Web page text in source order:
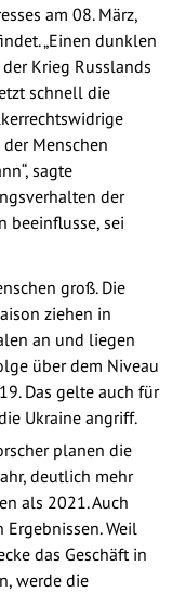
am 08. März,
„Einen dunklen
Krieg Russlands
schnell die
Menschen
sagte
der
beeinflusse, sei
groß. Die
ziehen in
an und liegen
über dem Niveau
Das gelte auch für
Ukraine angriff.
planen die
deutlich mehr
als 2021. Auch
Weil
das Geschäft in
werde die